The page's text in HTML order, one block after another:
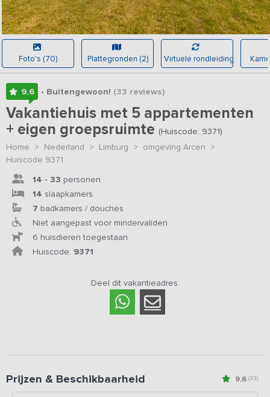
Foto's (70) Plattegronden (2) Virtuele rondleiding
9,6 • Buitengewoon! (33 reviews)
Vakantiehuis met 5 appartementen
+ eigen groepsruimte (Huiscode: 9371)
Home > Nederland > Limburg > omgeving Arcen >
Huiscode 9371
14 - 33 personen
14 slaapkamers
7 badkamers / douches
Niet aangepast voor mindervaliden
6 huisdieren toegestaan
Huiscode: 9371
Deel dit vakantieadres:
9,6 (33)
Prijzen & Beschikbaarheid